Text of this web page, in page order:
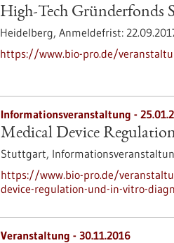
High-Tech Gründerfonds
Heidelberg, Anmeldefrist:
https://www.bio-pro.de/
Informationsveranstaltung -
Medical Device
Stuttgart,
https://www.bio-pro.de/
device-regulation-und-in-vitro-
Veranstaltung - 30.11.2016